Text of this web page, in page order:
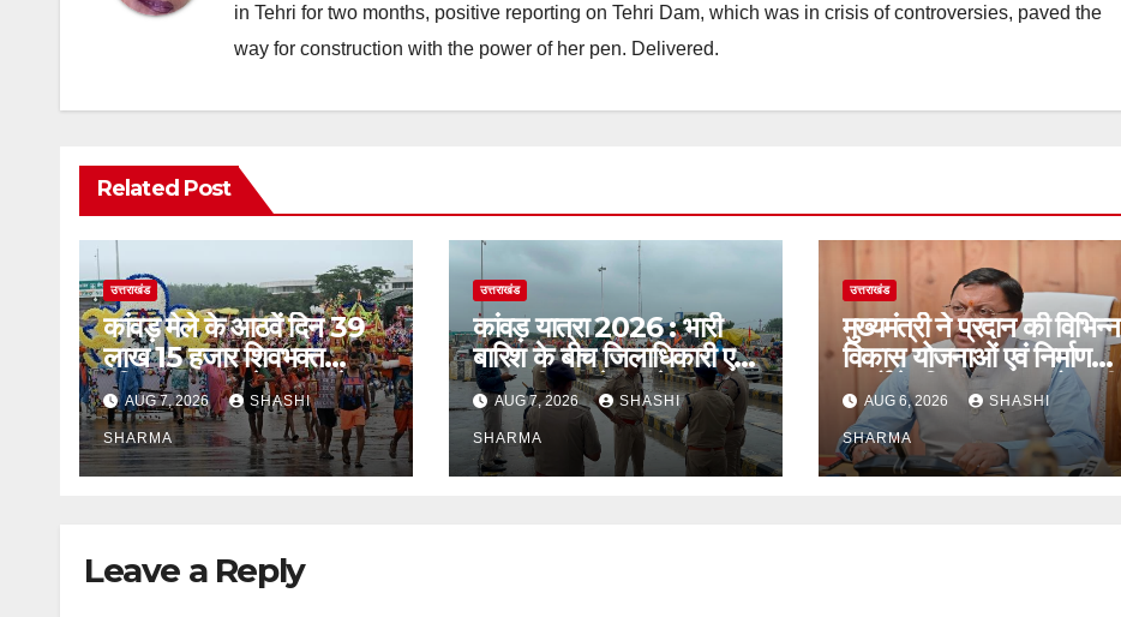
in Tehri for two months, positive reporting on Tehri Dam, which was in crisis of controversies, paved the
way for construction with the power of her pen. Delivered.
Related Post
उत्तराखंड
कांवड़ मेले के आठवें दिन 39
लाख 15 हजार शिवभक्त
पवित्र गंगाजल लेकर अपने
गंतव्य की ओर हुए रवाना
AUG 7, 2026 SHASHI
SHARMA
उत्तराखंड
कांवड़ यात्रा 2026 : भारी
बारिश के बीच जिलाधिकारी एवं
एसएसपी द्वारा देहात क्षेत्र का
भ्रमण, सुरक्षा व्यवस्थाओं का
लिया जायजा
AUG 7, 2026 SHASHI
SHARMA
उत्तराखंड
मुख्यमंत्री ने प्रदान की विभिन्न
विकास योजनाओं एवं निर्माण
कार्यों के लिए ₹1967 करोड़ की
वित्तीय स्वीकृति
AUG 6, 2026 SHASHI
SHARMA
Leave a Reply